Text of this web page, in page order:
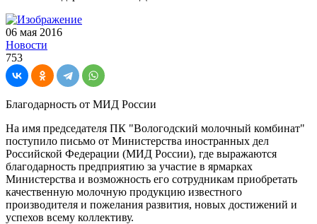
06 мая 2016
Новости
753
Благодарность от МИД России
На имя председателя ПК "Вологодский молочный комбинат"
поступило письмо от Министерства иностранных дел
Российской Федерации (МИД России), где выражаются
благодарность предприятию за участие в ярмарках
Министерства и возможность его сотрудникам приобретать
качественную молочную продукцию известного
производителя и пожелания развития, новых достижений и
успехов всему коллективу.